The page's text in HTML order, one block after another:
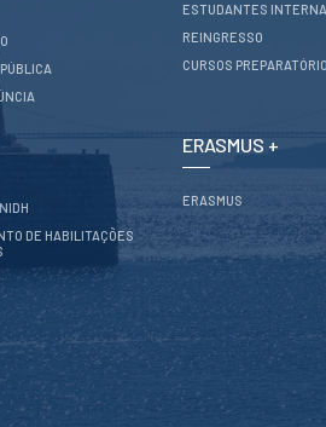
DE HABILITAÇÕES
ESTUDANTES
REINGRESSO
CURSOS
ERASMUS +
ERASMUS